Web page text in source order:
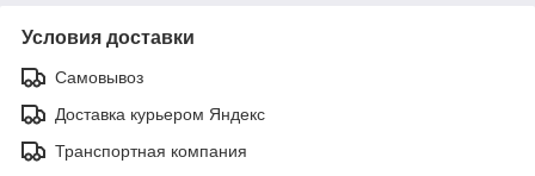
Условия доставки
Самовывоз
Доставка курьером Яндекс
Транспортная компания